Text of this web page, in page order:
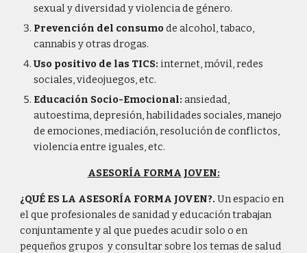
sexual y diversidad y violencia de género.
Prevención del consumode alcohol, tabaco,
cannabis y otras drogas.
Uso positivo de las TICS: internet, móvil, redes
sociales, videojuegos, etc.
Educación Socio-Emocional: ansiedad,
autoestima, depresión, habilidades sociales, manejo
de emociones, mediación, resolución de conflictos,
violencia entre iguales, etc.
ASESORÍA FORMA JOVEN:
¿QUÉ ES LA ASESORÍA FORMA JOVEN?.Un espacio en
el que profesionales de sanidad y educación trabajan
conjuntamente y al que puedes acudir solo o en
pequeños grupos y consultar sobre los temas de salud